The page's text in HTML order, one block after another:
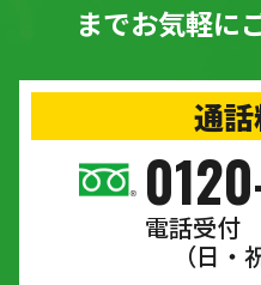
までお気軽に
通
電話受付
（日・